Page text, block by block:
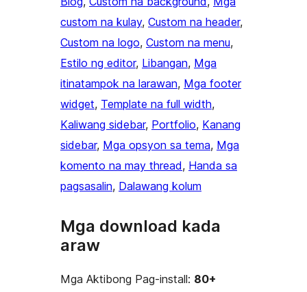
custom na kulay, Custom na header
Custom na logo, Custom na menu
Estilo ng editor, Libangan, Mga
itinatampok na larawan, Mga footer
widget, Template na full width
Kaliwang sidebar, Portfolio, Kanang
sidebar, Mga opsyon sa tema, Mga
komento na may thread, Handa sa
pagsasalin, Dalawang kolum
Mga download kada
araw
Mga Aktibong Pag-install: 80+